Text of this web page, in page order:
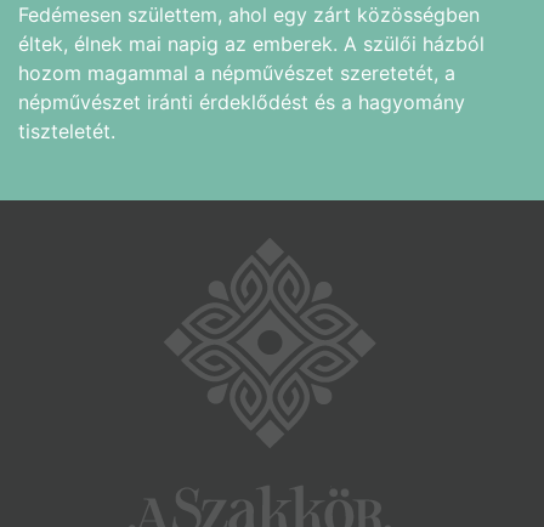
Fedémesen születtem, ahol egy zárt közösségben
éltek, élnek mai napig az emberek. A szülői házból
hozom magammal a népművészet szeretetét, a
népművészet iránti érdeklődést és a hagyomány
tiszteletét.